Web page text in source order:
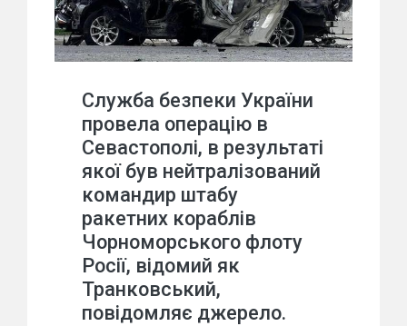
Служба безпеки України
провела операцію в
Севастополі, в результаті
якої був нейтралізований
командир штабу
ракетних кораблів
Чорноморського флоту
Росії, відомий як
Транковський,
повідомляє джерело.